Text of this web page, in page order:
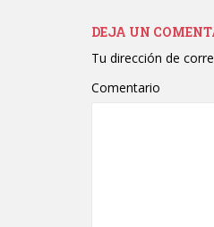
DEJA UN
Tu dirección de
Comentario